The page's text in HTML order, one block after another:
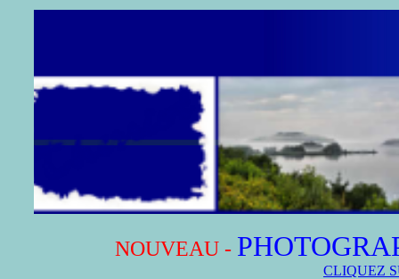
NOUVEAU -
CLIQUEZ